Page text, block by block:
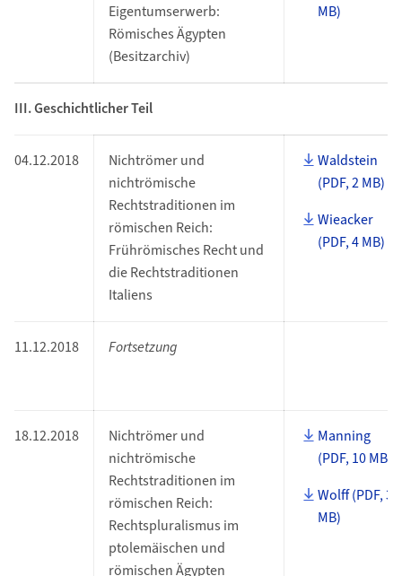
Eigentumserwerb:
Römisches Ägypten
(Besitzarchiv)
MB)
III. Geschichtlicher Teil
04.12.2018
Nichtrömer und
nichtrömische
Rechtstraditionen im
römischen Reich:
Frührömisches Recht und
die Rechtstraditionen
Italiens
Waldstein
(PDF, 2 MB)
Wieacker
(PDF, 4 MB)
11.12.2018 Fortsetzung
18.12.2018
Nichtrömer und
nichtrömische
Rechtstraditionen im
römischen Reich:
Rechtspluralismus im
ptolemäischen und
römischen Ägypten
Manning
(PDF, 10 MB)
Wolff (PDF, 3
MB)